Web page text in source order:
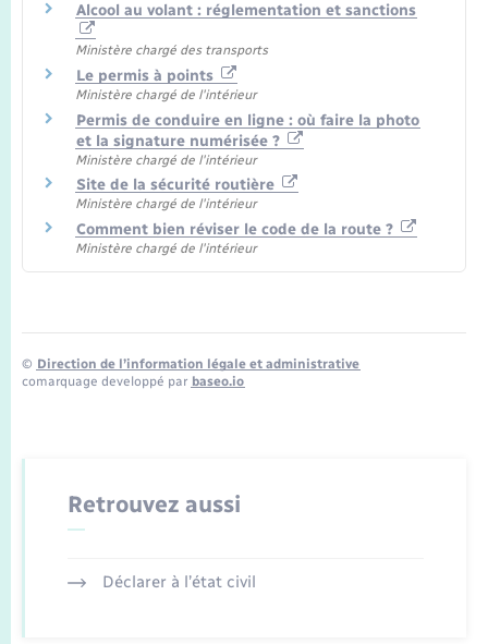
Alcool au volant : réglementation et sanctions
Ministère chargé des transports
Le permis à points
Ministère chargé de l'intérieur
Permis de conduire en ligne : où faire la photo
et la signature numérisée ?
Ministère chargé de l'intérieur
Site de la sécurité routière
Ministère chargé de l'intérieur
Comment bien réviser le code de la route ?
Ministère chargé de l'intérieur
© Direction de l’information légale et administrative
comarquage developpé par baseo.io
Retrouvez aussi
Déclarer à l’état civil